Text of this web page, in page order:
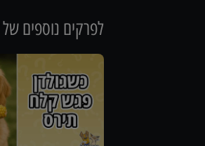
לפרקים נוספים של